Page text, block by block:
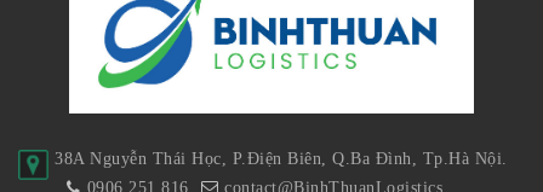
38A Nguyễn Thái Học, P.Điện Biên, Q.Ba Đình, Tp.Hà Nội.
0906 251 816
contact@BinhThuanLogistics